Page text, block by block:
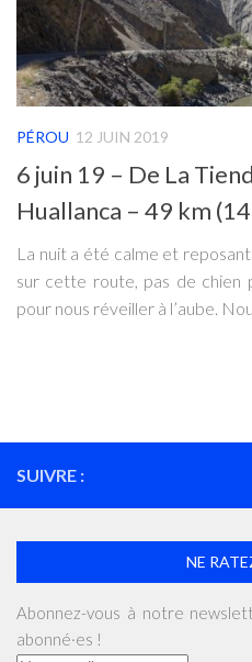
PÉROU 12 JUIN 2019
6 juin 19 – De La
Huallanca – 49 km
La nuit a été calme et
sur cette route, pas de chien
pour nous réveiller à l’aube.
SUIVRE :
NE
Abonnez-vous à notre
abonné·es !